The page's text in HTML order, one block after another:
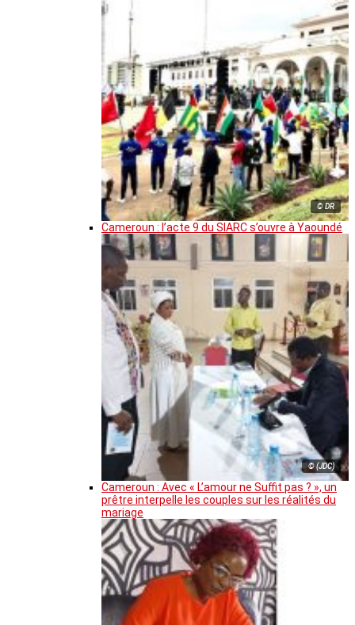
© DR
Cameroun : l’acte 9 du SIARC s’ouvre à Yaoundé
© (JDC)
Cameroun : Avec « L’amour ne Suffit pas ? », un
prêtre interpelle les couples sur les réalités du
mariage